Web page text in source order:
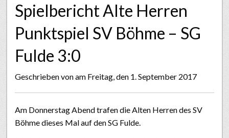
Spielbericht Alte Herren
Punktspiel SV Böhme – SG
Fulde 3:0
Geschrieben vonam Freitag, den 1. September 2017
Am Donnerstag Abend trafen die Alten Herren des SV
Böhme dieses Mal auf den SG Fulde.